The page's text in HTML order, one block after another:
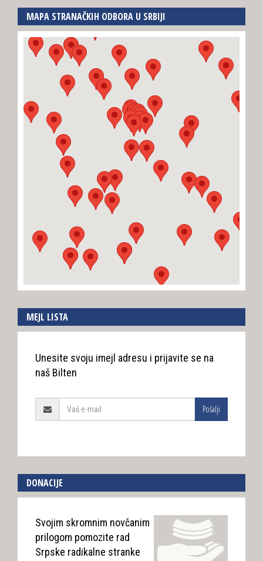
MAPA STRANAČKIH ODBORA U SRBIJI
MEJL LISTA
Unesite svoju imejl adresu i prijavite se na
naš Bilten
Pošalji
DONACIJE
Svojim skromnim novčanim
prilogom pomozite rad
Srpske radikalne stranke